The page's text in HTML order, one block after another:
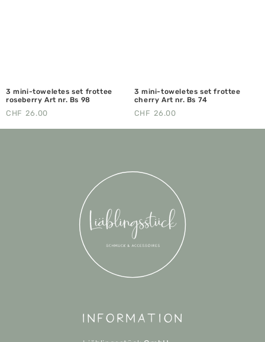
3 mini-toweletes set frottee
roseberry Art nr. Bs 98
CHF 26.00
3 mini-toweletes set frottee
cherry Art nr. Bs 74
CHF 26.00
Information